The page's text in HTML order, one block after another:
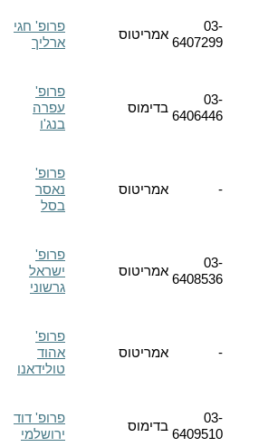
פרופ' חגי
ארליך
אמריטוס
03-
6407299
פרופ'
עפרה
בנג'ו
בדימוס
03-
6406446
פרופ'
נאסר
בסל
אמריטוס -
פרופ'
ישראל
גרשוני
אמריטוס
03-
6408536
פרופ'
אהוד
טולידאנו
אמריטוס -
פרופ' דוד
ירושלמי
בדימוס
03-
6409510